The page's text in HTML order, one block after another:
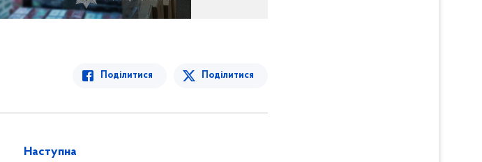
Поділитися Поділитися
Наступна